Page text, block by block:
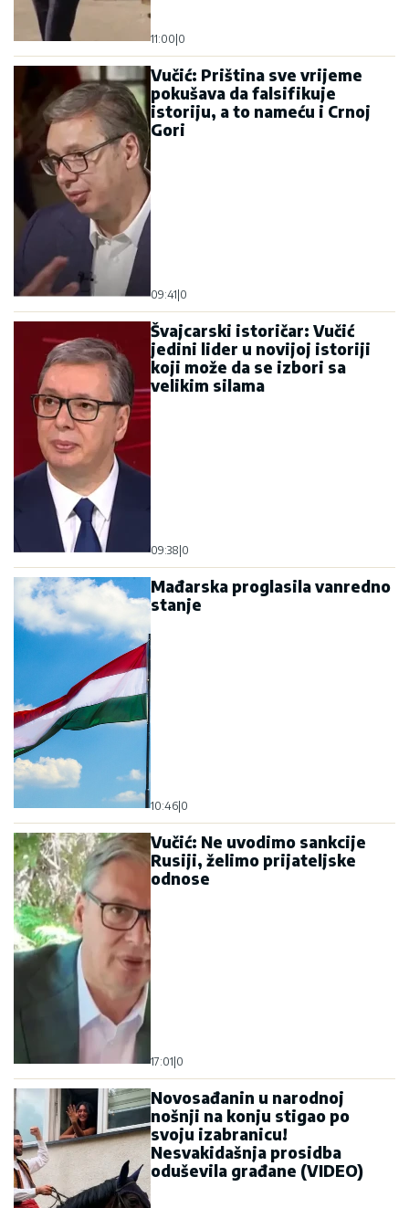
11:00 0
Vučić: Priština sve vrijeme
pokušava da falsifikuje
istoriju, a to nameću i Crnoj
Gori
09:41 0
Švajcarski istoričar: Vučić
jedini lider u novijoj istoriji
koji može da se izbori sa
velikim silama
09:38 0
Mađarska proglasila vanredno
stanje
10:46 0
Vučić: Ne uvodimo sankcije
Rusiji, želimo prijateljske
odnose
17:01 0
Novosađanin u narodnoj
nošnji na konju stigao po
svoju izabranicu!
Nesvakidašnja prosidba
oduševila građane (VIDEO)